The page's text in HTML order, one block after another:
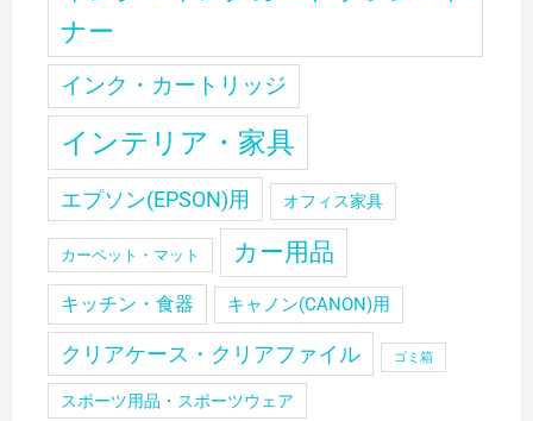
ナー
インク・カートリッジ
インテリア・家具
エプソン(EPSON)用 オフィス家具
カーペット・マット カー用品
キッチン・食器 キャノン(CANON)用
クリアケース・クリアファイル ゴミ箱
スポーツ用品・スポーツウェア